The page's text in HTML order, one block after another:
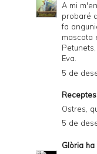
A mi
probaré
fa
mascota
Petunets,
Eva.
5 de
Ostres,
5 de
Glòria ha